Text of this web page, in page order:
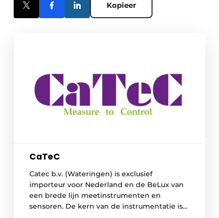
Kopieer
CaTeC
Catec b.v. (Wateringen) is exclusief
importeur voor Nederland en de BeLux van
een brede lijn meetinstrumenten en
sensoren. De kern van de instrumentatie is